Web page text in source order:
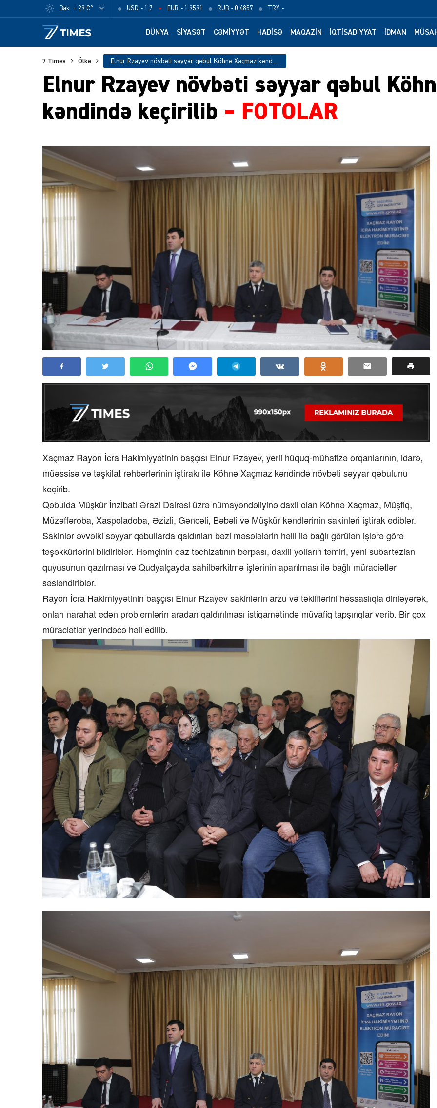
Bakı + 29 C° USD - 1.7 EUR - 1.9591 RUB - 0.4857 TRY -
DÜNYA SIYASƏT CƏMIYYƏT HADISƏ MAQAZIN İQTISADIYYAT İDMAN
7 Times Ölkə Elnur Rzayev növbəti səyyar qəbul Köhnə Xaçmaz kəndində keçirilib – FOTOLAR
Elnur Rzayev növbəti səyyar qəbul
kəndində keçirilib – FOTOLAR
Xaçmaz Rayon İcra Hakimiyyətinin başçısı Elnur Rzayev, yerli hüquq-mühafizə orqanlarının, idarə,
müəssisə və təşkilat rəhbərlərinin iştirakı ilə Köhnə Xaçmaz kəndində növbəti səyyar qəbulunu
keçirib.
Qəbulda Müşkür İnzibati Ərazi Dairəsi üzrə nümayəndəliyinə daxil olan Köhnə Xaçmaz, Müşfiq,
Müzəffəroba, Xaspoladoba, Əzizli, Gəncəli, Bəbəli və Müşkür kəndlərinin sakinləri iştirak ediblər.
Sakinlər əvvəlki səyyar qəbullarda qaldırılan bəzi məsələlərin həlli ilə bağlı görülən işlərə görə
təşəkkürlərini bildiriblər. Həmçinin qaz təchizatının bərpası, daxili yolların təmiri, yeni subartezian
quyusunun qazılması və Qudyalçayda sahilbərkitmə işlərinin aparılması ilə bağlı müraciətlər
səsləndiriblər.
Rayon İcra Hakimiyyətinin başçısı Elnur Rzayev sakinlərin arzu və təkliflərini həssaslıqla dinləyərək,
onları narahat edən problemlərin aradan qaldırılması istiqamətində müvafiq tapşırıqlar verib. Bir çox
müraciətlər yerindəcə həll edilib.